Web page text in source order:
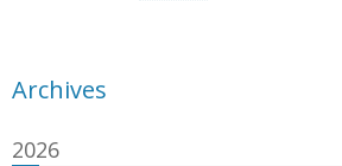
Archives
2026